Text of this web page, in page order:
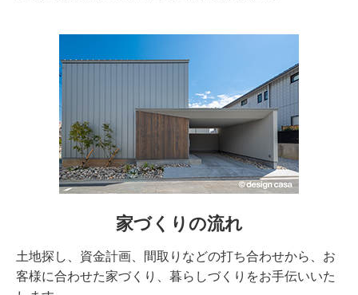
家づくりの流れ
土地探し、資金計画、間取りなどの打ち合わせから、お
客様に合わせた家づくり、暮らしづくりをお手伝いいた